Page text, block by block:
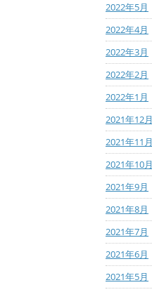
2022年5月
2022年4月
2022年3月
2022年2月
2022年1月
2021年12月
2021年11月
2021年10月
2021年9月
2021年8月
2021年7月
2021年6月
2021年5月